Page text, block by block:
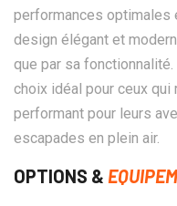
performances optimales
design élégant et
que par sa
choix idéal pour ceux qui
performant pour leurs
escapades en plein air.
OPTIONS &